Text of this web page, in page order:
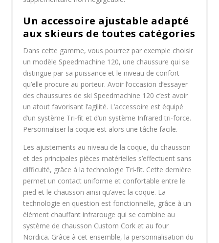
Un accessoire ajustable adapté
aux skieurs de toutes catégories
Dans cette gamme, vous pourrez par exemple choisir
un modèle Speedmachine 120, une chaussure qui se
distingue par sa puissance et le niveau de confort
qu’elle procure au porteur. Avoir l’occasion d’essayer
des chaussures de ski Speedmachine 120 c’est avoir
un atout favorisant l’agilité. L’accessoire est équipé
d’un système Tri-fit et d’un système Infrared tri-force.
Personnaliser la coque est alors une tâche facile.
Les ajustements au niveau de la coque, du chausson
et des principales pièces matérielles s’effectuent sans
difficulté, grâce à la technologie Tri-fit. Cette dernière
permet un contact uniforme et confortable entre le
pied et le chausson ainsi qu’avec la coque. La
technologie en question est fonctionnelle, grâce à un
élément chauffant infrarouge qui se combine au
système de chausson Custom Cork et au four
Nordica. Grâce à cet ensemble, la personnalisation du